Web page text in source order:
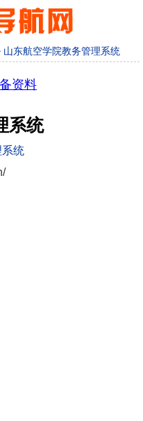
山东航空学院教务管理系统
系统
统